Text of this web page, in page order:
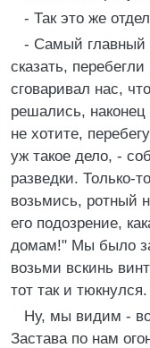
- Так это же
- Самый главный
сказать,
сговаривал нас,
решались,
не хотите,
уж такое дело, -
разведки. Только-
возьмись, ротный
его подозрение,
домам!" Мы было
возьми вскинь
тот так и тюкнулся.
Ну, мы видим -
Застава по нам